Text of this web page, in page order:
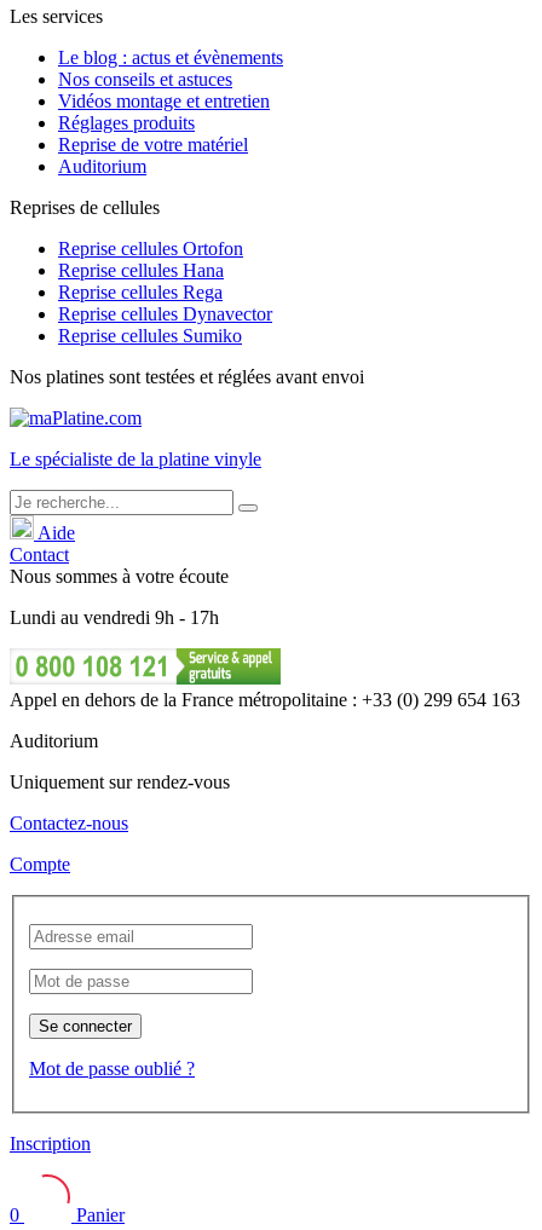
Les services
Le blog : actus et évènements
Nos conseils et astuces
Vidéos montage et entretien
Réglages produits
Reprise de votre matériel
Auditorium
Reprises de cellules
Reprise cellules Ortofon
Reprise cellules Hana
Reprise cellules Rega
Reprise cellules Dynavector
Reprise cellules Sumiko
Nos platines sont testées et réglées avant envoi
Le spécialiste de la platine vinyle
Aide
Contact
Nous sommes à votre écoute
Lundi au vendredi 9h - 17h
Appel en dehors de la France métropolitaine : +33 (0) 299 654 163
Auditorium
Uniquement sur rendez-vous
Contactez-nous
Compte
Se connecter
Mot de passe oublié ?
Inscription
0
Panier